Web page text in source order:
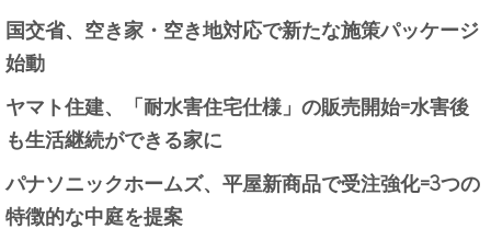
国交省、空き家・空き地対応で新たな施策パッケージ
始動
ヤマト住建、「耐水害住宅仕様」の販売開始=水害後
も生活継続ができる家に
パナソニックホームズ、平屋新商品で受注強化=3つの
特徴的な中庭を提案